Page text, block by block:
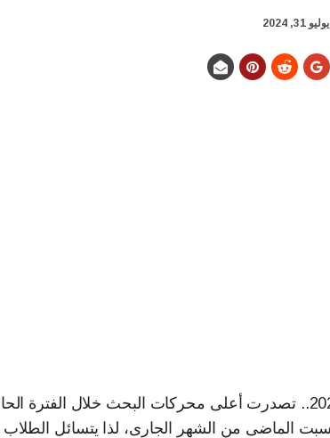
يوليو 31, 2024
نتيجة الثانوية العامة 2024.. تصدرت أعلى محركات البحث خلال